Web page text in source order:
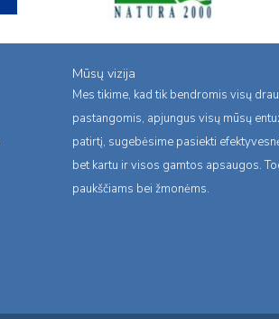
Mūsų vizija
Mes tikime, kad tik bendromis visų
pastangomis, apjungus visų mūsų
patirtį, sugebėsime pasiekti
bet kartu ir visos gamtos apsaugos.
paukščiams bei žmonėms.